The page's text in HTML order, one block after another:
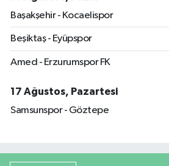
Başakşehir - Kocaelispor
Beşiktaş - Eyüpspor
Amed - Erzurumspor FK
17 Ağustos, Pazartesi
Samsunspor - Göztepe